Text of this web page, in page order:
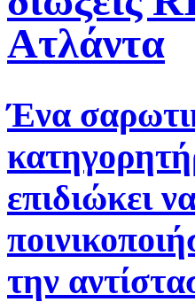
Ατλάντα
Ένα
επιδιώκει
την